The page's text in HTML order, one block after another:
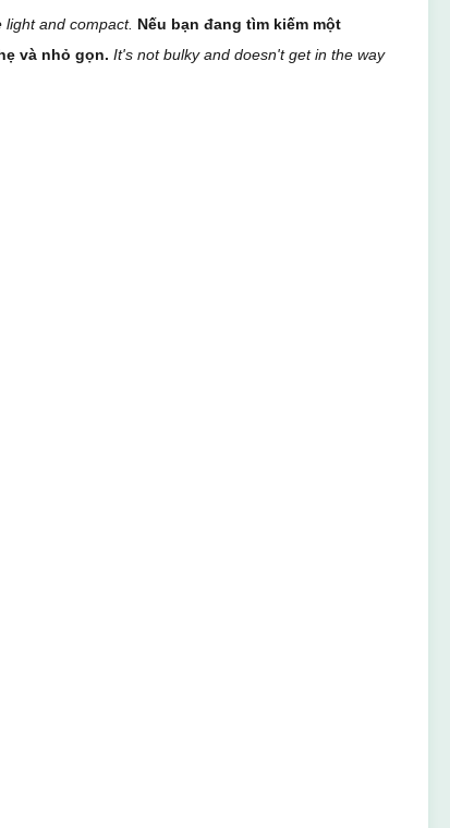
and compact. Nếu bạn đang tìm kiếm một
và nhỏ gọn. It's not bulky and doesn't get in the way